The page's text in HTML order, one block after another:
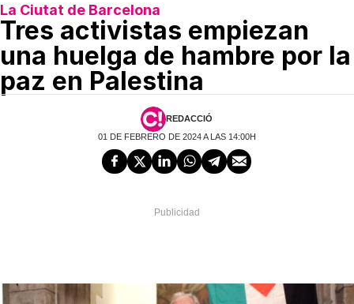
La Ciutat de Barcelona
Tres activistas empiezan
una huelga de hambre por la
paz en Palestina
REDACCIÓ
01 DE FEBRERO DE 2024 A LAS 14:00H